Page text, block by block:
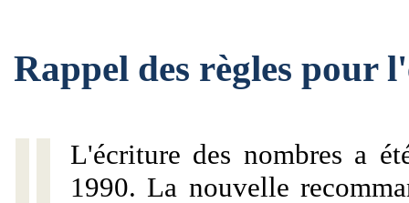
Rappel des règles pour
L'écriture des nombres a
1990. La nouvelle